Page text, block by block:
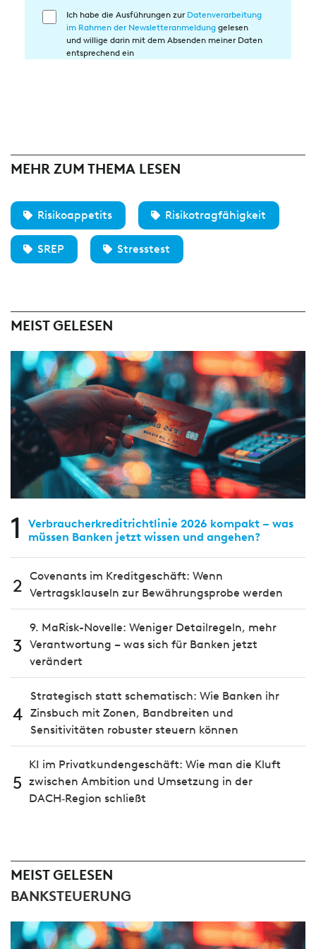
Einwilligung
Ich habe die Ausführungen zur Datenverarbeitung
im Rahmen der Newsletteranmeldung gelesen
und willige darin mit dem Absenden meiner Daten
entsprechend ein
MEHR ZUM THEMA LESEN
Risikoappetits Risikotragfähigkeit
SREP Stresstest
MEIST GELESEN
1
Verbraucherkreditrichtlinie 2026 kompakt – was
müssen Banken jetzt wissen und angehen?
2 Covenants im Kreditgeschäft: Wenn
Vertragsklauseln zur Bewährungsprobe werden
3
9. MaRisk-Novelle: Weniger Detailregeln, mehr
Verantwortung – was sich für Banken jetzt
verändert
4
Strategisch statt schematisch: Wie Banken ihr
Zinsbuch mit Zonen, Bandbreiten und
Sensitivitäten robuster steuern können
5
KI im Privatkundengeschäft: Wie man die Kluft
zwischen Ambition und Umsetzung in der
DACH‑Region schließt
MEIST GELESEN
BANKSTEUERUNG